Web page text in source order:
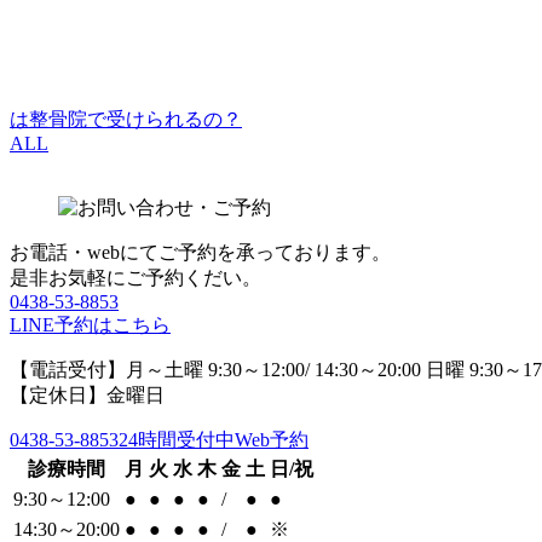
は整骨院で受けられるの？
ALL
お電話・webにてご予約を承っております。
是非お気軽にご予約くだい。
0438-53-8853
LINE予約はこちら
【電話受付】月～土曜 9:30～12:00/ 14:30～20:00 日曜 9:30～
【定休日】金曜日
0438-53-885324時間受付中Web予約
診療時間
月 火 水 木 金 土 日/祝
9:30～12:00
● ● ● ● / ●
●
14:30～20:00 ● ● ● ● / ● ※